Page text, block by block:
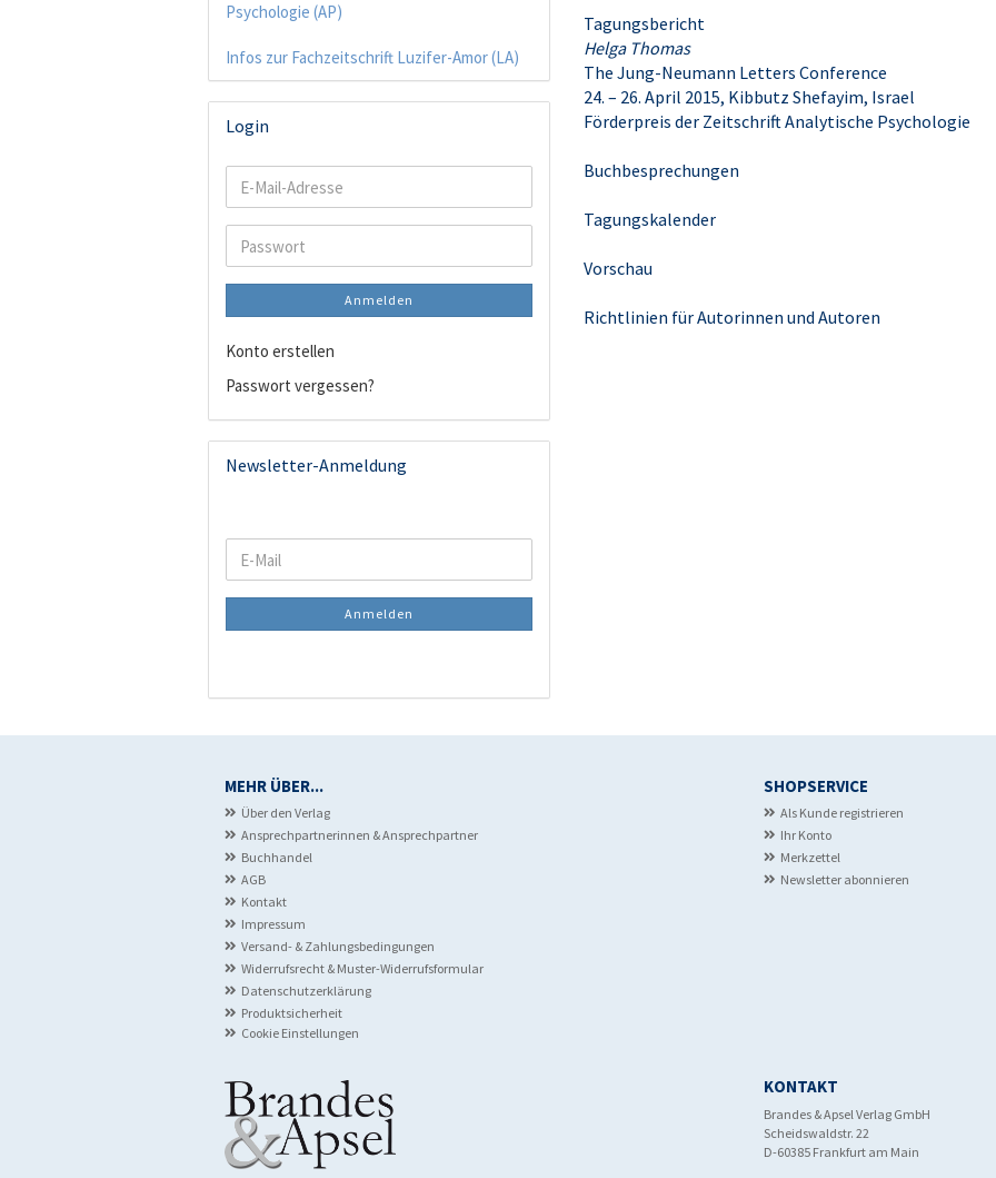
Tagungsbericht
Helga Thomas
The Jung-Neumann Letters Conference
24. – 26. April 2015, Kibbutz Shefayim, Israel
Förderpreis der Zeitschrift Analytische Psychologie
Buchbesprechungen
Tagungskalender
Vorschau
Richtlinien für Autorinnen und Autoren
Psychologie (AP)
Infos zur Fachzeitschrift Luzifer-Amor (LA)
Login
E-
Mail-
Passwort
Anmelden
Konto erstellen
Passwort vergessen?
Newsletter-Anmeldung
WEITER
ZUR
NEWSLETTER-
E-
Mail
Anmelden
MEHR ÜBER...
Über den Verlag
Ansprechpartnerinnen & Ansprechpartner
Buchhandel
AGB
Kontakt
Impressum
Versand- & Zahlungsbedingungen
Widerrufsrecht & Muster-Widerrufsformular
Datenschutzerklärung
Produktsicherheit
Cookie Einstellungen
SHOPSERVICE
Als Kunde registrieren
Ihr Konto
Merkzettel
Newsletter abonnieren
KONTAKT
Brandes & Apsel Verlag GmbH
Scheidswaldstr. 22
D-60385 Frankfurt am Main